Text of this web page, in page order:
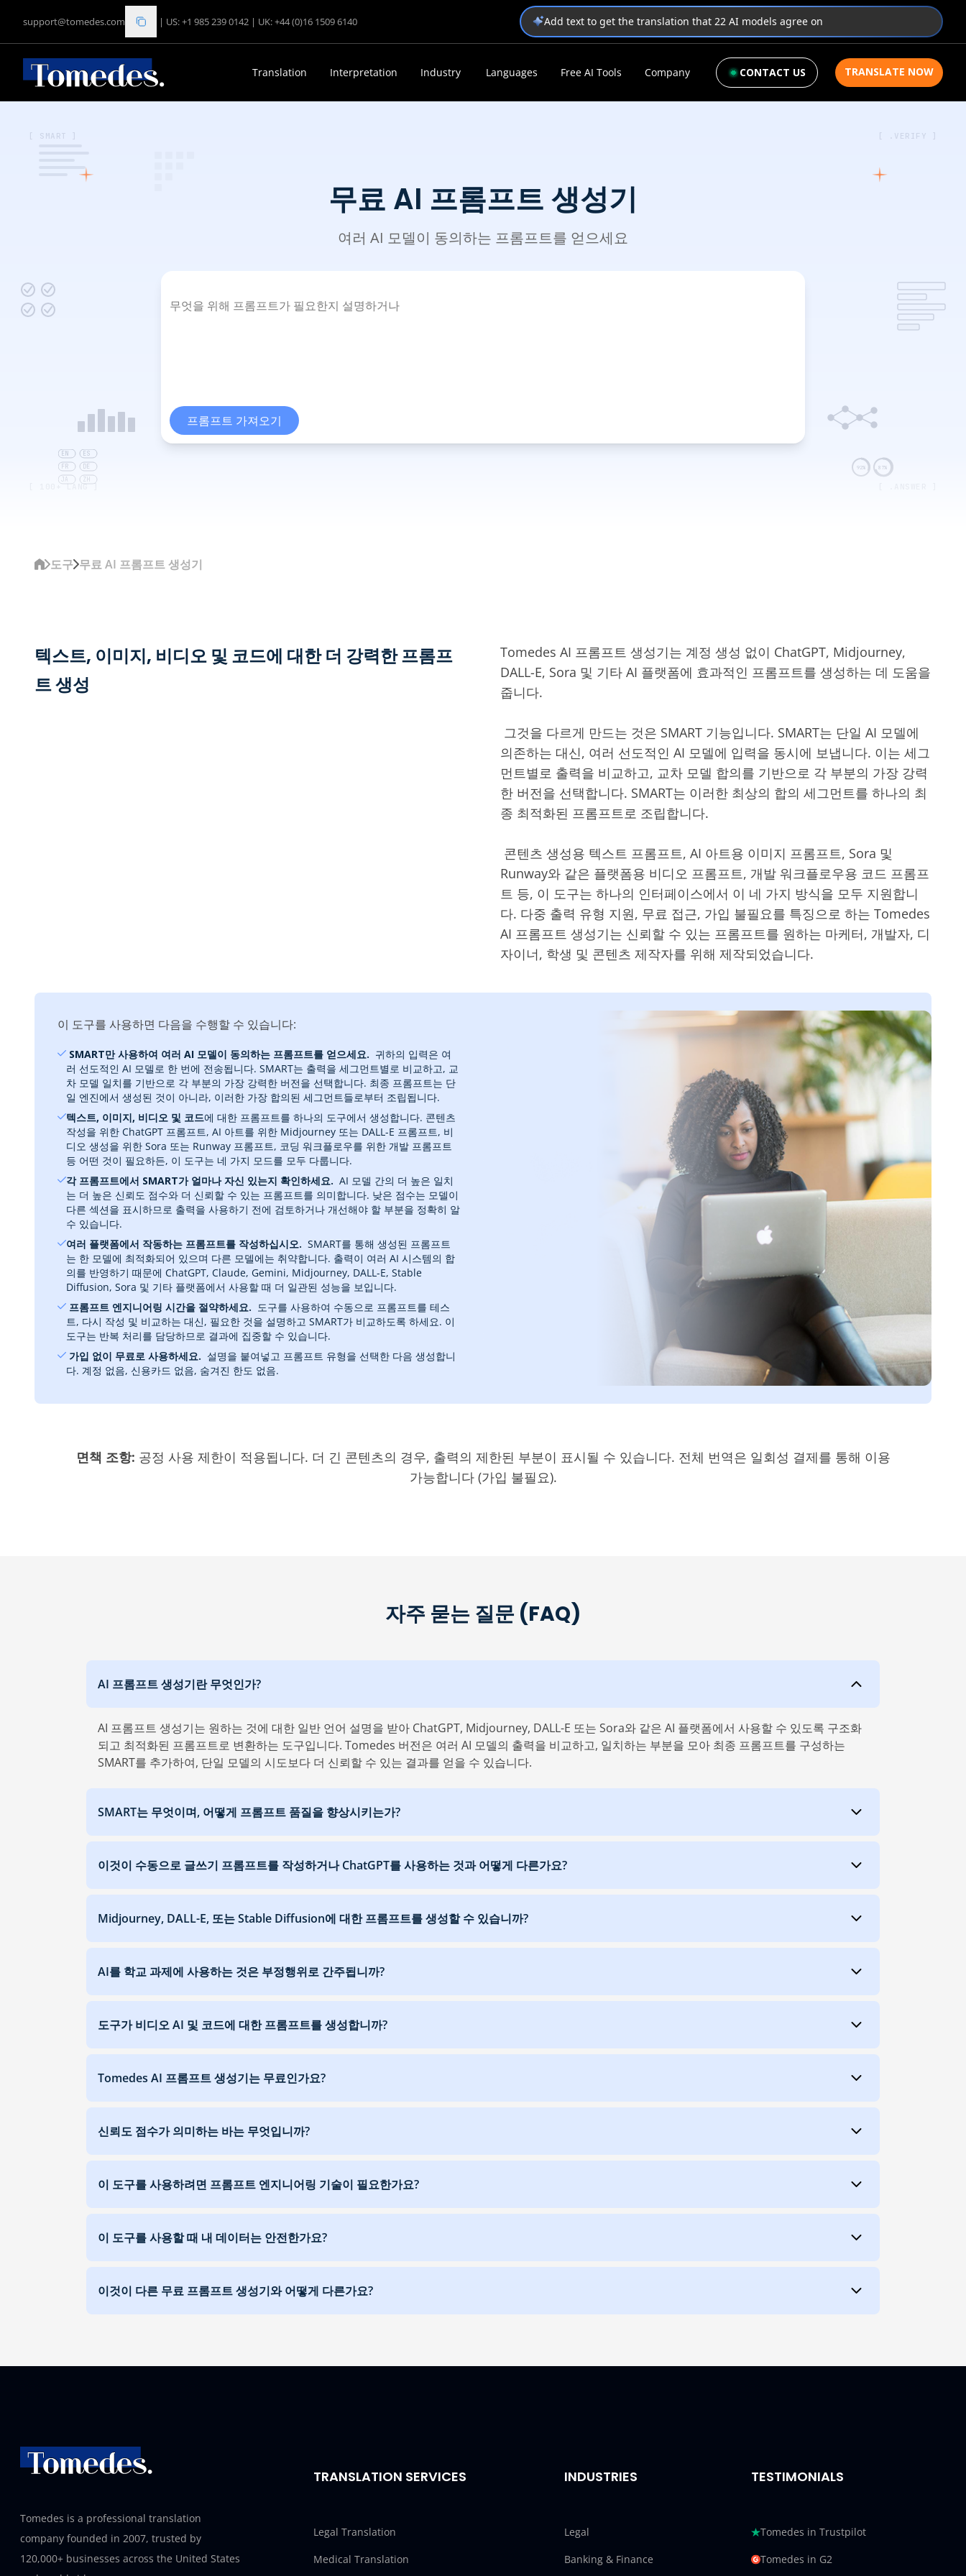
support@tomedes.com | US: +1 985 239 0142 | UK: +44 (0)16 1509 6140 Add text to get the translation that 22 AI models agree on
Translation Interpretation Industry Languages Free AI Tools Company CONTACT US TRANSLATE NOW
[ SMART ] [ .VERIFY ]
[ 100+ LANG ]
EN
ES
FR
DE
JA
ZH
92% 87%
무료 AI 프롬프트 생성기
여러 AI 모델이 동의하는 프롬프트를 얻으세요
프롬프트 가져오기
도구 무료 AI 프롬프트 생성기
텍스트, 이미지, 비디오 및 코드에 대한 더 강력한 프롬프
트 생성
Tomedes AI 프롬프트 생성기는 계정 생성 없이 ChatGPT, Midjourney,
DALL-E, Sora 및 기타 AI 플랫폼에 효과적인 프롬프트를 생성하는 데 도움을
줍니다.
‎ 그것을 다르게 만드는 것은 SMART 기능입니다. SMART는 단일 AI 모델에
의존하는 대신, 여러 선도적인 AI 모델에 입력을 동시에 보냅니다. 이는 세그
먼트별로 출력을 비교하고, 교차 모델 합의를 기반으로 각 부분의 가장 강력
한 버전을 선택합니다. SMART는 이러한 최상의 합의 세그먼트를 하나의 최
종 최적화된 프롬프트로 조립합니다.
‎ 콘텐츠 생성용 텍스트 프롬프트, AI 아트용 이미지 프롬프트, Sora 및
Runway와 같은 플랫폼용 비디오 프롬프트, 개발 워크플로우용 코드 프롬프
트 등, 이 도구는 하나의 인터페이스에서 이 네 가지 방식을 모두 지원합니
다. 다중 출력 유형 지원, 무료 접근, 가입 불필요를 특징으로 하는 Tomedes
AI 프롬프트 생성기는 신뢰할 수 있는 프롬프트를 원하는 마케터, 개발자, 디
자이너, 학생 및 콘텐츠 제작자를 위해 제작되었습니다.
이 도구를 사용하면 다음을 수행할 수 있습니다:
‎ SMART만 사용하여 여러 AI 모델이 동의하는 프롬프트를 얻으세요. ‎ 귀하의 입력은 여
러 선도적인 AI 모델로 한 번에 전송됩니다. SMART는 출력을 세그먼트별로 비교하고, 교
차 모델 일치를 기반으로 각 부분의 가장 강력한 버전을 선택합니다. 최종 프롬프트는 단
일 엔진에서 생성된 것이 아니라, 이러한 가장 합의된 세그먼트들로부터 조립됩니다.
텍스트, 이미지, 비디오 및 코드에 대한 프롬프트를 하나의 도구에서 생성합니다. 콘텐츠
작성을 위한 ChatGPT 프롬프트, AI 아트를 위한 Midjourney 또는 DALL-E 프롬프트, 비
디오 생성을 위한 Sora 또는 Runway 프롬프트, 코딩 워크플로우를 위한 개발 프롬프트
등 어떤 것이 필요하든, 이 도구는 네 가지 모드를 모두 다룹니다.
각 프롬프트에서 SMART가 얼마나 자신 있는지 확인하세요. ‎ AI 모델 간의 더 높은 일치
는 더 높은 신뢰도 점수와 더 신뢰할 수 있는 프롬프트를 의미합니다. 낮은 점수는 모델이
다른 섹션을 표시하므로 출력을 사용하기 전에 검토하거나 개선해야 할 부분을 정확히 알
수 있습니다.
여러 플랫폼에서 작동하는 프롬프트를 작성하십시오. ‎ SMART를 통해 생성된 프롬프트
는 한 모델에 최적화되어 있으며 다른 모델에는 취약합니다. 출력이 여러 AI 시스템의 합
의를 반영하기 때문에 ChatGPT, Claude, Gemini, Midjourney, DALL-E, Stable
Diffusion, Sora 및 기타 플랫폼에서 사용할 때 더 일관된 성능을 보입니다.
‎ 프롬프트 엔지니어링 시간을 절약하세요. ‎ 도구를 사용하여 수동으로 프롬프트를 테스
트, 다시 작성 및 비교하는 대신, 필요한 것을 설명하고 SMART가 비교하도록 하세요. 이
도구는 반복 처리를 담당하므로 결과에 집중할 수 있습니다.
‎ 가입 없이 무료로 사용하세요. ‎ 설명을 붙여넣고 프롬프트 유형을 선택한 다음 생성합니
다. 계정 없음, 신용카드 없음, 숨겨진 한도 없음.
면책 조항:‎ 공정 사용 제한이 적용됩니다. 더 긴 콘텐츠의 경우, 출력의 제한된 부분이 표시될 수 있습니다. 전체 번역은 일회성 결제를 통해 이용
가능합니다 (가입 불필요).
자주 묻는 질문 (FAQ)
AI 프롬프트 생성기란 무엇인가?
AI 프롬프트 생성기는 원하는 것에 대한 일반 언어 설명을 받아 ChatGPT, Midjourney, DALL-E 또는 Sora와 같은 AI 플랫폼에서 사용할 수 있도록 구조화
되고 최적화된 프롬프트로 변환하는 도구입니다. Tomedes 버전은 여러 AI 모델의 출력을 비교하고, 일치하는 부분을 모아 최종 프롬프트를 구성하는
SMART를 추가하여, 단일 모델의 시도보다 더 신뢰할 수 있는 결과를 얻을 수 있습니다.
SMART는 무엇이며, 어떻게 프롬프트 품질을 향상시키는가?
이것이 수동으로 글쓰기 프롬프트를 작성하거나 ChatGPT를 사용하는 것과 어떻게 다른가요?
Midjourney, DALL-E, 또는 Stable Diffusion에 대한 프롬프트를 생성할 수 있습니까?
AI를 학교 과제에 사용하는 것은 부정행위로 간주됩니까?
도구가 비디오 AI 및 코드에 대한 프롬프트를 생성합니까?
Tomedes AI 프롬프트 생성기는 무료인가요?
신뢰도 점수가 의미하는 바는 무엇입니까?
이 도구를 사용하려면 프롬프트 엔지니어링 기술이 필요한가요?
이 도구를 사용할 때 내 데이터는 안전한가요?
이것이 다른 무료 프롬프트 생성기와 어떻게 다른가요?
Tomedes is a professional translation
company founded in 2007, trusted by
120,000+ businesses across the United States
TRANSLATION SERVICES
Legal Translation
Medical Translation
INDUSTRIES
Legal
Banking & Finance
TESTIMONIALS
Tomedes in Trustpilot
Tomedes in G2